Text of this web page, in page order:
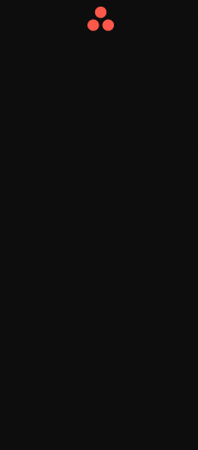
Asana